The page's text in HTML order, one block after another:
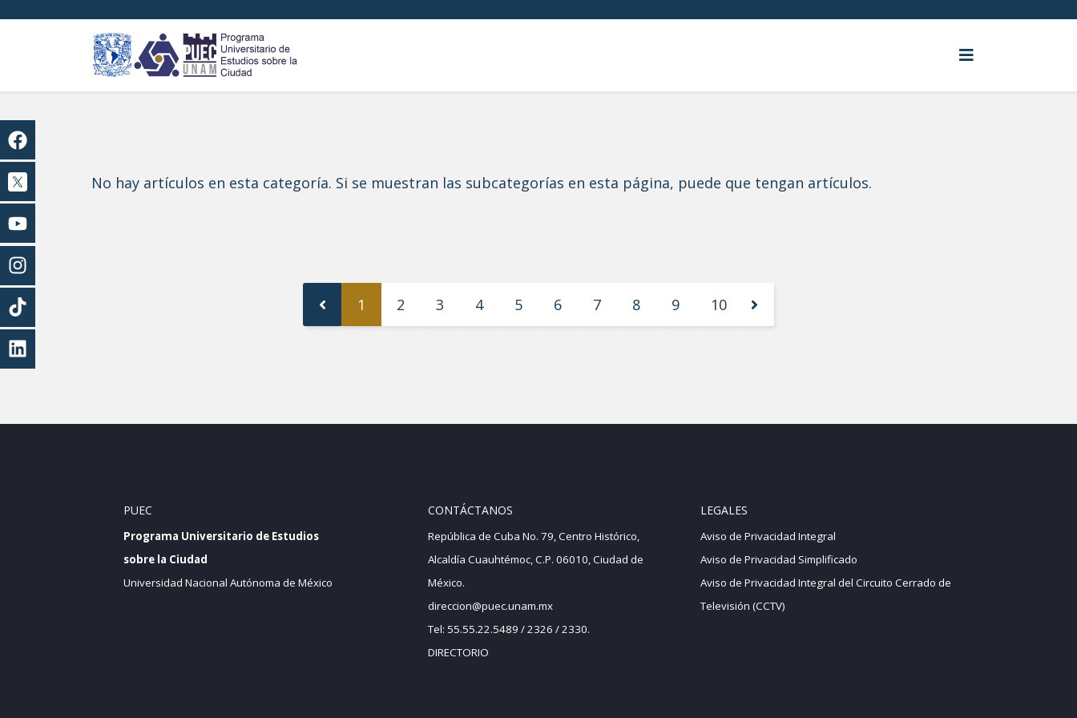
No hay artículos en esta categoría. Si se muestran las subcategorías en esta página, puede que tengan artículos.
1 2 3 4 5 6 7 8 9 10
PUEC
Programa Universitario de Estudios
sobre la Ciudad
Universidad Nacional Autónoma de México
CONTÁCTANOS
República de Cuba No. 79, Centro Histórico,
Alcaldía Cuauhtémoc, C.P. 06010, Ciudad de
México.
direccion@puec.unam.mx
Tel: 55.55.22.5489 / 2326 / 2330.
DIRECTORIO
LEGALES
Aviso de Privacidad Integral
Aviso de Privacidad Simplificado
Aviso de Privacidad Integral del Circuito Cerrado de
Televisión (CCTV)